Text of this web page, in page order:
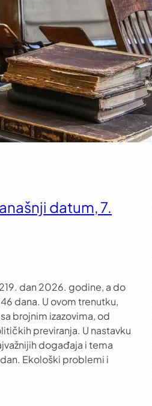
datum, 7.
dan 2026. godine, a do
dana. U ovom trenutku,
brojnim izazovima, od
previranja. U nastavku
događaja i tema
Ekološki problemi i